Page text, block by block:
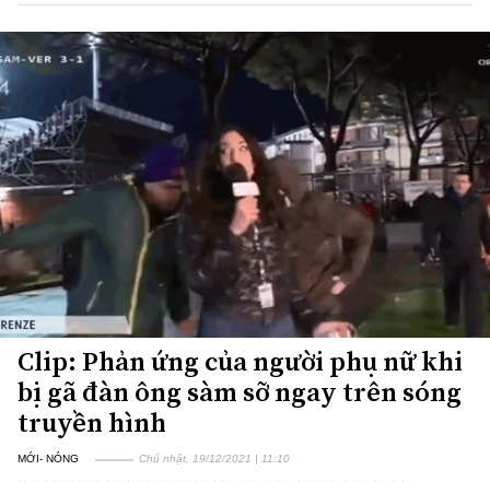
Clip: Phản ứng của người phụ nữ khi
bị gã đàn ông sàm sỡ ngay trên sóng
truyền hình
MỚI- NÓNG Chủ nhật, 19/12/2021 | 11:10